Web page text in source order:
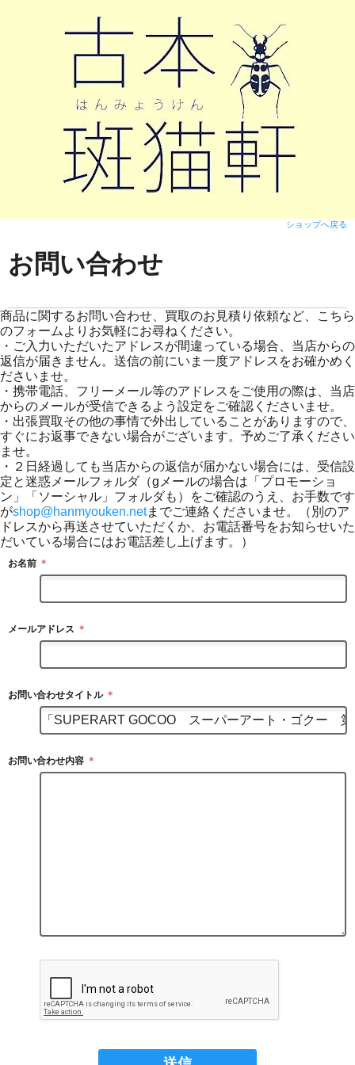
ショップへ戻る
お問い合わせ
商品に関するお問い合わせ、買取のお見積り依頼など、こちら
のフォームよりお気軽にお尋ねください。
・ご入力いただいたアドレスが間違っている場合、当店からの
返信が届きません。送信の前にいま一度アドレスをお確かめく
ださいませ。
・携帯電話、フリーメール等のアドレスをご使用の際は、当店
からのメールが受信できるよう設定をご確認くださいませ。
・出張買取その他の事情で外出していることがありますので、
すぐにお返事できない場合がございます。予めご了承ください
ませ。
・２日経過しても当店からの返信が届かない場合には、受信設
定と迷惑メールフォルダ（gメールの場合は「プロモーショ
ン」「ソーシャル」フォルダも）をご確認のうえ、お手数です
がshop@hanmyouken.netまでご連絡くださいませ。（別のア
ドレスから再送させていただくか、お電話番号をお知らせいた
だいている場合にはお電話差し上げます。）
お名前 ＊
メールアドレス ＊
お問い合わせタイトル ＊
お問い合わせ内容 ＊